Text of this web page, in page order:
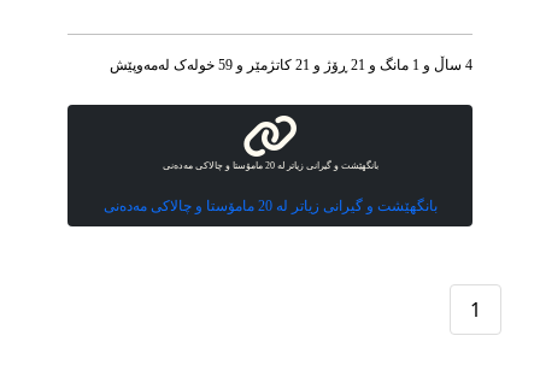
4 ساڵ و 1 مانگ و 21 ڕۆژ و 21 کاتژمێر و 59 خوله‌ک له‌مه‌وپێش‌
بانگهێشت و گیرانی زیاتر لە 20 مامۆستا و چالاکی مەدەنی
بانگهێشت و گیرانی زیاتر لە 20 مامۆستا و چالاکی مەدەنی
1